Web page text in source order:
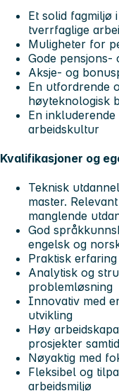
Et solid fagmiljø
tverrfaglige
Muligheter for
Gode pensjons-
Aksje- og
En utfordrende
høyteknologisk
En
arbeidskultur
Kvalifikasjoner og
Teknisk
master.
manglende
God
engelsk og
Praktisk
Analytisk og
problemløsning
Innovativ med
utvikling
Høy
prosjekter
Nøyaktig med
Fleksibel og
arbeidsmiljø